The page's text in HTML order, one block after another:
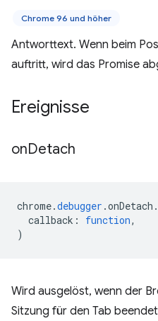
Chrome 96 und höher
Antworttext. Wenn beim
auftritt, wird das Promise
Ereignisse
onDetach
chrome.debugger .onDetach .
callback : function,
)
Wird ausgelöst, wenn der
Sitzung für den Tab